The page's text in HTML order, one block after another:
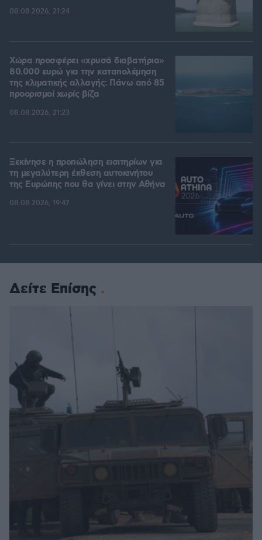
08.08.2026, 21:24
Χώρα προσφέρει «χρυσά διαβατήρια»
80.000 ευρώ για την καταπολέμηση
της κλιματικής αλλαγής: Πάνω από 85
προορισμοί χωρίς βίζα
08.08.2026, 21:23
Ξεκίνησε η προπώληση εισιτηρίων για
τη μεγαλύτερη έκθεση αυτοκινήτου
της Ευρώπης που θα γίνει στην Αθήνα
08.08.2026, 19:47
Δείτε Επίσης